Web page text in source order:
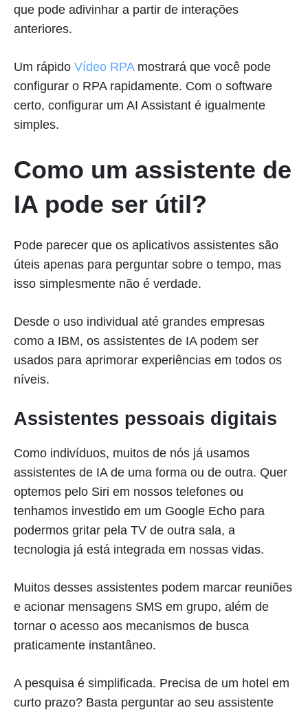
que pode adivinhar a partir de interações
anteriores.
Um rápido Vídeo RPAmostrará que você pode
configurar o RPA rapidamente. Com o software
certo, configurar um AI Assistant é igualmente
simples.
Como um assistente de
IA pode ser útil?
Pode parecer que os aplicativos assistentes são
úteis apenas para perguntar sobre o tempo, mas
isso simplesmente não é verdade.
Desde o uso individual até grandes empresas
como a IBM, os assistentes de IA podem ser
usados para aprimorar experiências em todos os
níveis.
Assistentes pessoais digitais
Como indivíduos, muitos de nós já usamos
assistentes de IA de uma forma ou de outra. Quer
optemos pelo Siri em nossos telefones ou
tenhamos investido em um Google Echo para
podermos gritar pela TV de outra sala, a
tecnologia já está integrada em nossas vidas.
Muitos desses assistentes podem marcar reuniões
e acionar mensagens SMS em grupo, além de
tornar o acesso aos mecanismos de busca
praticamente instantâneo.
A pesquisa é simplificada. Precisa de um hotel em
curto prazo? Basta perguntar ao seu assistente